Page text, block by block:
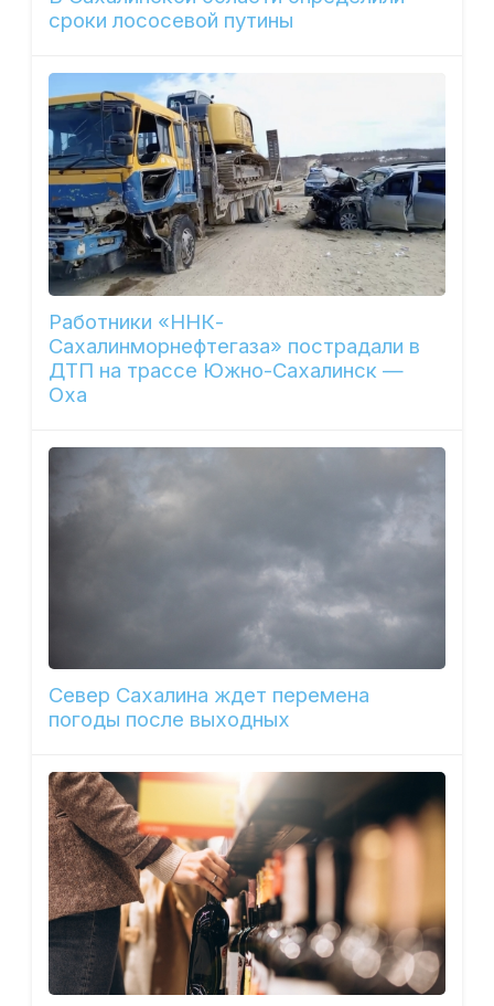
сроки лососевой путины
Работники «ННК-
Сахалинморнефтегаза» пострадали в
ДТП на трассе Южно-Сахалинск —
Оха
Север Сахалина ждет перемена
погоды после выходных